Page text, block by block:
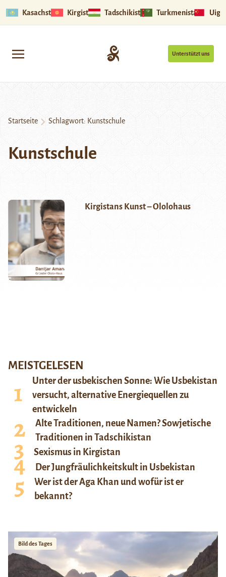
Kasachstan Kirgistan Tadschikistan Turkmenistan
Unterstützt uns
Startseite Schlagwort: Kunstschule
Kunstschule
Kirgistans Kunst – Ololohaus
MEISTGELESEN
Unter der usbekischen Sonne: Wie Usbekistan
versucht, alternative Energiequellen zu
entwickeln
Alte Traditionen, neue Namen? Sowjetische
Traditionen in Tadschikistan
Sexismus in Kirgistan
Der Jungfräulichkeitskult in Usbekistan
Wer ist der Aga Khan und wofür ist er
bekannt?
Bild des Tages